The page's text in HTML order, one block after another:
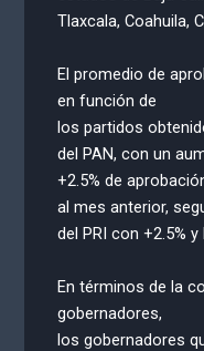
Tlaxcala, Coahuila,
El promedio de
en función de
los partidos
del PAN, con un
+2.5% de
al mes anterior,
del PRI con +2.5% y
En términos de la
gobernadores,
los gobernadores